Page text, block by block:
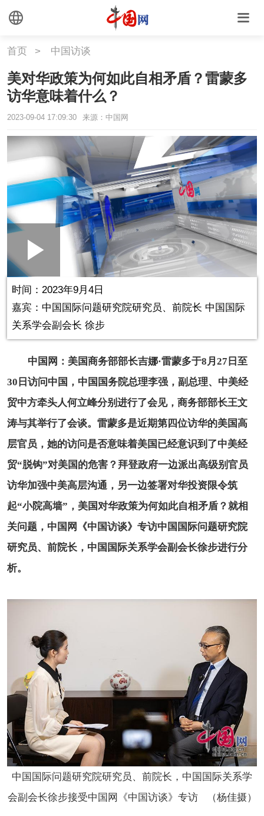
首页 > 中国访谈
美对华政策为何如此自相矛盾？雷蒙多
访华意味着什么？
2023-09-04 17:09:30 来源：中国网
Play
Video
Picture-
Picture
时间：2023年9月4日
嘉宾： 中国国际问题研究院研究员、前院长 中国国际
关系学会副会长 徐步
中国网：美国商务部部长吉娜·雷蒙多于8月27日至
30日访问中国，中国国务院总理李强，副总理、中美经
贸中方牵头人何立峰分别进行了会见，商务部部长王文
涛与其举行了会谈。雷蒙多是近期第四位访华的美国高
层官员，她的访问是否意味着美国已经意识到了中美经
贸“脱钩”对美国的危害？拜登政府一边派出高级别官员
访华加强中美高层沟通，另一边签署对华投资限令筑
起“小院高墙”，美国对华政策为何如此自相矛盾？就相
关问题，中国网《中国访谈》专访中国国际问题研究院
研究员、前院长，中国国际关系学会副会长徐步进行分
析。
中国国际问题研究院研究员、前院长，中国国际关系学
会副会长徐步接受中国网《中国访谈》专访 （杨佳摄）